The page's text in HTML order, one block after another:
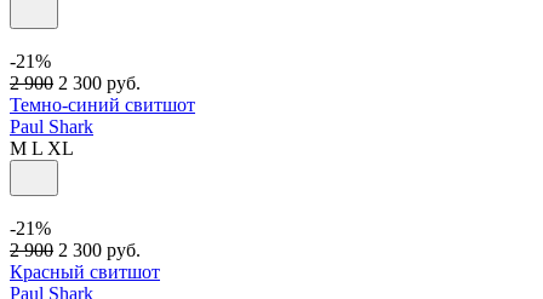
-21%
2 900 2 300 руб.
Темно-синий свитшот
Paul Shark
M L XL
-21%
2 900 2 300 руб.
Красный свитшот
Paul Shark